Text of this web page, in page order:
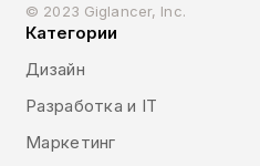
© 2023 Giglancer, Inc.
Категории
Дизайн
Разработка и IT
Маркетинг